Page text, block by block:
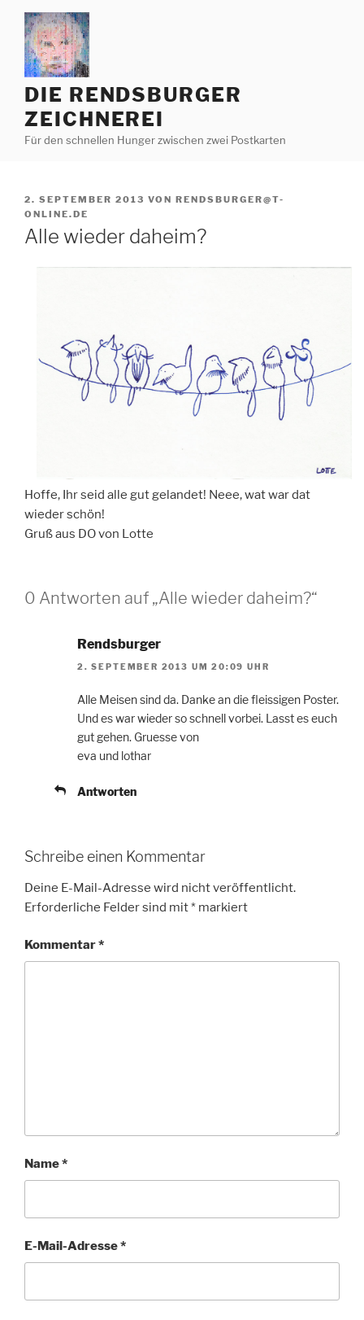
Zum
Inhalt
springen
DIE RENDSBURGER
ZEICHNEREI
Für den schnellen Hunger zwischen zwei Postkarten
VERÖFFENTLICHT
AM
2. SEPTEMBER 2013 VON RENDSBURGER@T-
ONLINE.DE
Alle wieder daheim?
Hoffe, Ihr seid alle gut gelandet! Neee, wat war dat
wieder schön!
Gruß aus DO von Lotte
0 Antworten auf „Alle wieder daheim?“
Rendsburger
2. SEPTEMBER 2013 UM 20:09 UHR
Alle Meisen sind da. Danke an die fleissigen Poster.
Und es war wieder so schnell vorbei. Lasst es euch
gut gehen. Gruesse von
eva und lothar
Antworten
Schreibe einen Kommentar
Deine E-Mail-Adresse wird nicht veröffentlicht.
Erforderliche Felder sind mit* markiert
Kommentar*
Name*
E-Mail-Adresse*